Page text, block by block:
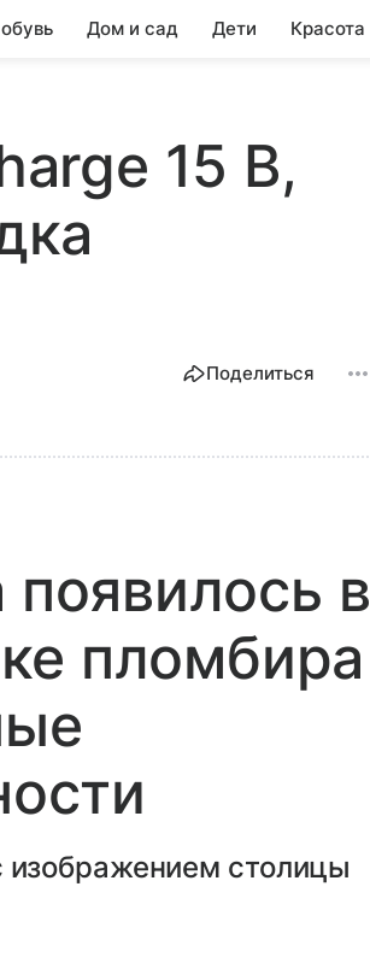
Дом и сад Дети Красота
15 В,
Поделиться
в
пломбира
изображением столицы